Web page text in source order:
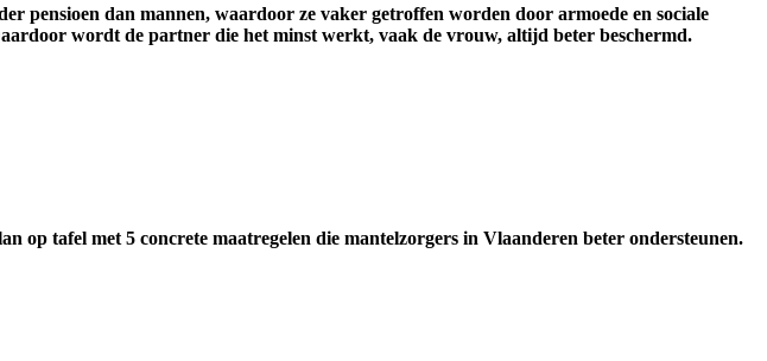
pensioen dan mannen, waardoor ze vaker getroffen worden door armoede en sociale
wordt de partner die het minst werkt, vaak de vrouw, altijd beter beschermd.
op tafel met 5 concrete maatregelen die mantelzorgers in Vlaanderen beter ondersteunen.